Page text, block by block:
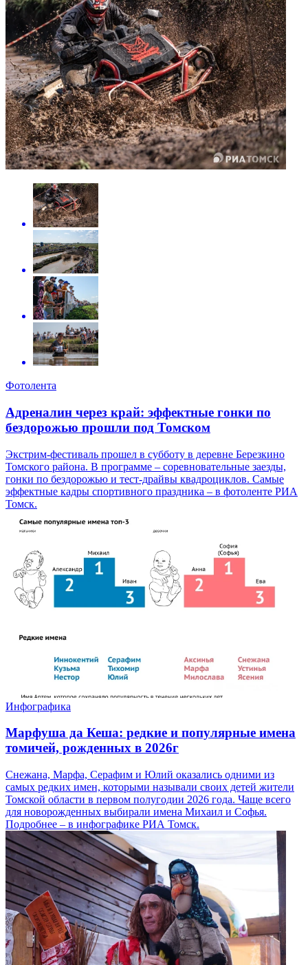
Фотолента
Адреналин через край: эффектные гонки по
бездорожью прошли под Томском
Экстрим-фестиваль прошел в субботу в деревне Березкино
Томского района. В программе – соревновательные заезды,
гонки по бездорожью и тест-драйвы квадроциклов. Самые
эффектные кадры спортивного праздника – в фотоленте РИА
Томск.
Инфографика
Марфуша да Кеша: редкие и популярные имена
томичей, рожденных в 2026г
Снежана, Марфа, Серафим и Юлий оказались одними из
самых редких имен, которыми называли своих детей жители
Томской области в первом полугодии 2026 года. Чаще всего
для новорожденных выбирали имена Михаил и Софья.
Подробнее – в инфографике РИА Томск.